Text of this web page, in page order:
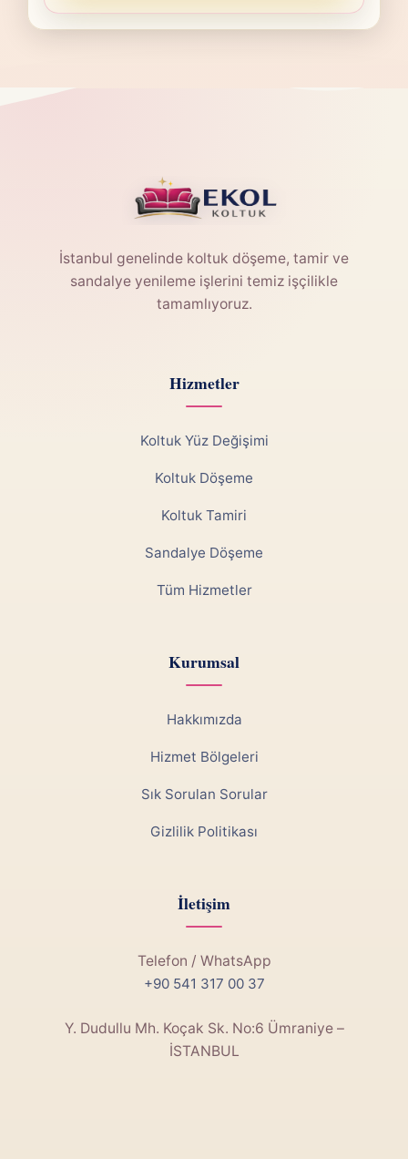
İstanbul genelinde koltuk döşeme, tamir ve
sandalye yenileme işlerini temiz işçilikle
tamamlıyoruz.
Hizmetler
Koltuk Yüz Değişimi
Koltuk Döşeme
Koltuk Tamiri
Sandalye Döşeme
Tüm Hizmetler
Kurumsal
Hakkımızda
Hizmet Bölgeleri
Sık Sorulan Sorular
Gizlilik Politikası
İletişim
Telefon / WhatsApp
+90 541 317 00 37
Y. Dudullu Mh. Koçak Sk. No:6 Ümraniye –
İSTANBUL